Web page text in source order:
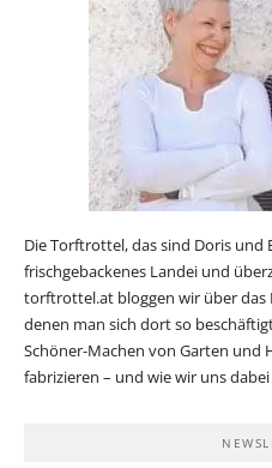
Die Torftrottel, das sind Doris und
frischgebackenes Landei und
torftrottel.at bloggen wir über das
denen man sich dort so
Schöner-Machen von Garten und
fabrizieren – und wie wir uns